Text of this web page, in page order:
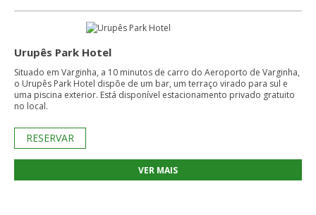
Urupês Park Hotel
Situado em Varginha, a 10 minutos de carro do Aeroporto de Varginha,
o Urupês Park Hotel dispõe de um bar, um terraço virado para sul e
uma piscina exterior. Está disponível estacionamento privado gratuito
no local.
RESERVAR
VER MAIS